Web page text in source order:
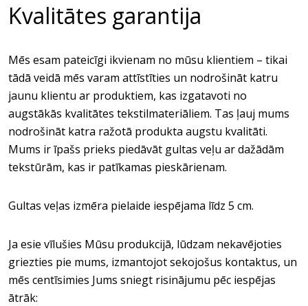
Kvalitātes garantija
Mēs esam pateicīgi ikvienam no mūsu klientiem – tikai
tādā veidā mēs varam attīstīties un nodrošināt katru
jaunu klientu ar produktiem, kas izgatavoti no
augstākās kvalitātes tekstilmateriāliem. Tas ļauj mums
nodrošināt katra ražotā produkta augstu kvalitāti.
Mums ir īpašs prieks piedāvāt gultas veļu ar dažādām
tekstūrām, kas ir patīkamas pieskārienam.
Gultas veļas izmēra pielaide iespējama līdz 5 cm.
Ja esie vīlušies Mūsu produkcijā, lūdzam nekavējoties
griezties pie mums, izmantojot sekojošus kontaktus, un
mēs centīsimies Jums sniegt risinājumu pēc iespējas
ātrāk: